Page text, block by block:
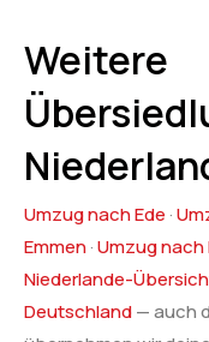
Weitere
Umzug nach Ede ·
Emmen·Umzug nach
Niederlande-
Deutschland— auch